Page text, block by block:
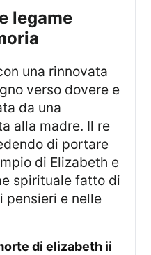
verso dovere e
da una
alla madre. Il re
di portare
di Elizabeth e
spirituale fatto di
pensieri e nelle
di elizabeth ii